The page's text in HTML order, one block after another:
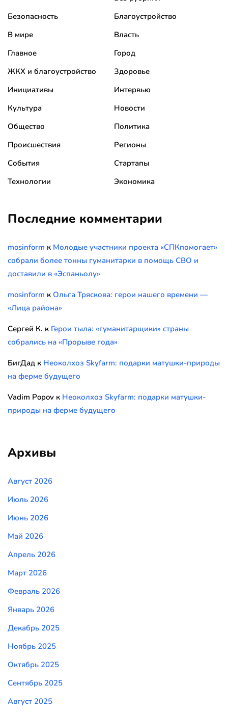
Безопасность
Благоустройство
В мире
Власть
Главное
Город
ЖКХ и благоустройство
Здоровье
Инициативы
Интервью
Культура
Новости
Общество
Политика
Происшествия
Регионы
События
Стартапы
Технологии
Экономика
Последние комментарии
mosinform к Молодые участники проекта «СПКпомогает»
собрали более тонны гуманитарки в помощь СВО и
доставили в «Эспаньолу»
mosinform к Ольга Тряскова: герои нашего времени —
«Лица района»
Сергей К. к Герои тыла: «гуманитарщики» страны
собрались на «Прорыве года»
БигДад к Неоколхоз Skyfarm: подарки матушки-природы
на ферме будущего
Vadim Popov к Неоколхоз Skyfarm: подарки матушки-
природы на ферме будущего
Архивы
Август 2026
Июль 2026
Июнь 2026
Май 2026
Апрель 2026
Март 2026
Февраль 2026
Январь 2026
Декабрь 2025
Ноябрь 2025
Октябрь 2025
Сентябрь 2025
Август 2025